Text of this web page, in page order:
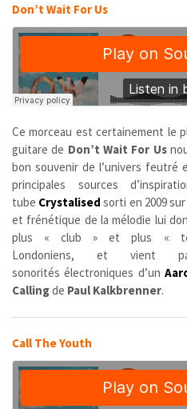
Don’t Wait For Us
Ce morceau est certainement le
guitare de Don’t Wait For Us
bon souvenir de l’univers feutré
principales sources
tube Crystalised sorti en 2009
et frénétique de la mélodie lui
plus « club » et plus «
Londoniens, et vient
sonorités électroniques d’un
Callingde Paul Kalkbrenner.
Call The Youth